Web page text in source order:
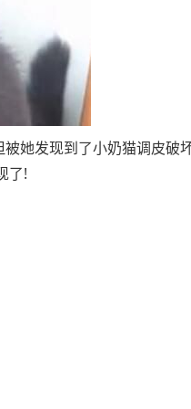
她发现到了小奶猫调皮破
了!